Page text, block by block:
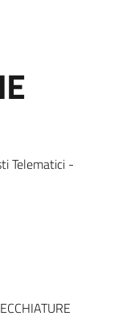
Telematici -